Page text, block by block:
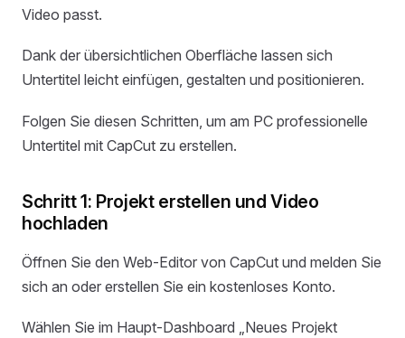
Video passt.
Dank der übersichtlichen Oberfläche lassen sich
Untertitel leicht einfügen, gestalten und positionieren.
Folgen Sie diesen Schritten, um am PC professionelle
Untertitel mit CapCut zu erstellen.
Schritt 1: Projekt erstellen und Video
hochladen
Öffnen Sie den Web-Editor von CapCut und melden Sie
sich an oder erstellen Sie ein kostenloses Konto.
Wählen Sie im Haupt-Dashboard „Neues Projekt